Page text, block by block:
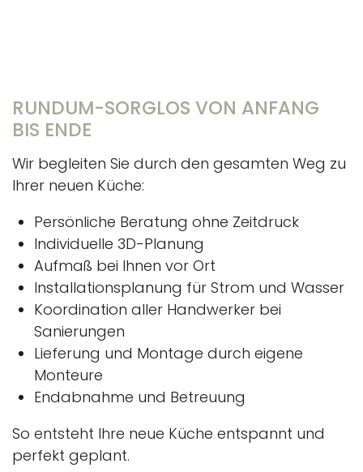
RUNDUM-SORGLOS VON ANFANG
BIS ENDE
Wir begleiten Sie durch den gesamten Weg zu
Ihrer neuen Küche:
Persönliche Beratung ohne Zeitdruck
Individuelle 3D-Planung
Aufmaß bei Ihnen vor Ort
Installationsplanung für Strom und Wasser
Koordination aller Handwerker bei
Sanierungen
Lieferung und Montage durch eigene
Monteure
Endabnahme und Betreuung
So entsteht Ihre neue Küche entspannt und
perfekt geplant.